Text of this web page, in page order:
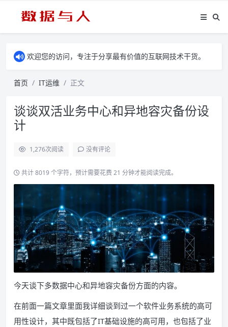
欢迎您的访问，专注于分享最有价值的互联网技术干货。
首页 IT运维 正文
谈谈双活业务中心和异地容灾备份设
计
1,276次阅读 没有评论
共计 8019 个字符，预计需要花费 21 分钟才能阅读完成。
今天谈下多数据中心和异地容灾备份方面的内容。
在前面一篇文章里面我详细谈到过一个软件业务系统的高可
用性设计，其中既包括了IT基础设施的高可用，也包括了业